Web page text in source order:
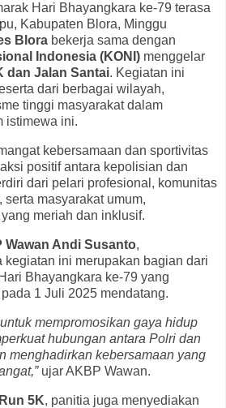
Hari Bhayangkara ke-79 terasa
Kabupaten Blora, Minggu
Blora bekerja sama dengan
Indonesia (KONI) menggelar
dan Jalan Santai. Kegiatan ini
dari berbagai wilayah,
tinggi masyarakat dalam
istimewa ini.
kebersamaan dan sportivitas
positif antara kepolisian dan
dari pelari profesional, komunitas
masyarakat umum,
meriah dan inklusif.
Wawan Andi Susanto,
kegiatan ini merupakan bagian dari
Bhayangkara ke-79 yang
1 Juli 2025 mendatang.
mempromosikan gaya hidup
hubungan antara Polri dan
menghadirkan kebersamaan yang
ujar AKBP Wawan.
5K, panitia juga menyediakan